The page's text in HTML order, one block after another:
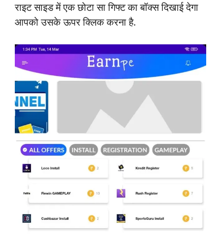
राइट साइड में एक छोटा सा गिफ्ट का बॉक्स दिखाई देगा
आपको उसके ऊपर क्लिक करना है.